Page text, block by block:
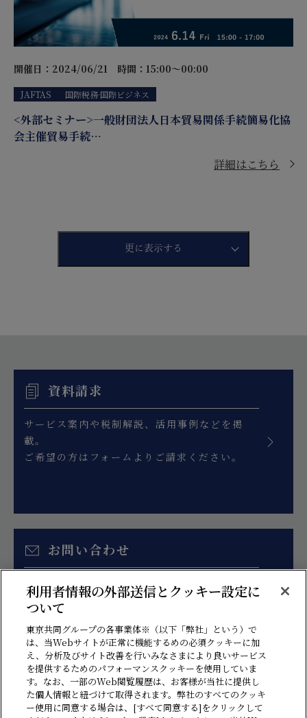
開催日：2024/06/21 時間：15:00～00:00
JAFTAS 国際税務·国際ビジネス
<外部セミナー>一般財団法人日本貿易関係手続簡易化協
会主催貿易手続…
詳細はこちら
更に表示する
資料請求
サービス案内や税制解説、活用事例などを掲
載。
ご希望の方はフォームよりご請求ください。
お問い合わせ
お見積り、各種ご相談はこちらのフォームより
お問い合わせください。
利用者情報の外部送信とクッキー設定に
ついて
東京共同グループの各事業体※（以下「弊社」という）で
は、当Webサイトが正常に機能するめの必須クッキーに加
え、分析及びサイト改善を行いみなさまにより良いサービス
を提供するためのパフォーマンスクッキーを使用していま
す。なお、一部のWeb閲覧履歴は、お客様が当社に提供し
た個人情報と紐づけて取得されます。弊社のすべてのクッキ
ー使用に同意する場合は、[すべて同意する]をクリックして